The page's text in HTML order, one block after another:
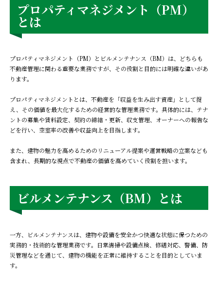
プロパティマネジメント（PM）
とは
プロパティマネジメント（PM）とビルメンテナンス（BM）は、どちらも
不動産管理に関わる重要な業務ですが、その役割と目的には明確な違いがあ
ります。
プロパティマネジメントとは、不動産を「収益を生み出す資産」として捉
え、その価値を最大化するための経営的な管理業務です。具体的には、テナ
ントの募集や賃料設定、契約の締結・更新、収支管理、オーナーへの報告な
どを行い、空室率の改善や収益向上を目指します。
また、建物の魅力を高めるためのリニューアル提案や運営戦略の立案なども
含まれ、長期的な視点で不動産の価値を高めていく役割を担います。
ビルメンテナンス（BM）とは
一方、ビルメンテナンスは、建物や設備を安全かつ快適な状態に保つための
実務的・技術的な管理業務です。日常清掃や設備点検、修繕対応、警備、防
災管理などを通じて、建物の機能を正常に維持することを目的としていま
す。